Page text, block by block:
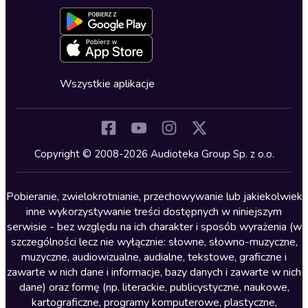
Dla młodzieży
Kryminały
Lektury szkolne
Literatura anglojęzyczna
Literatura faktu
Literatura obyczajowa
Literatura piękna obca
Literatura piękna polska
Formularz zgłaszania nielegalnych treści
Deklaracja dostępności
Oferta dla firm i bibliotek
Blog
Zapowiedzi
Cykle audiobooków
Wszystkie aplikacje
Copyright © 2008-2026 Audioteka Group Sp. z o.o.
Pobieranie, zwielokrotnianie, przechowywanie lub jakiekolwiek
inne wykorzystywanie treści dostępnych w niniejszym
serwisie - bez względu na ich charakter i sposób wyrażenia (w
szczególności lecz nie wyłącznie: słowne, słowno-muzyczne,
muzyczne, audiowizualne, audialne, tekstowe, graficzne i
zawarte w nich dane i informacje, bazy danych i zawarte w nich
dane) oraz formę (np. literackie, publicystyczne, naukowe,
kartograficzne, programy komputerowe, plastyczne,